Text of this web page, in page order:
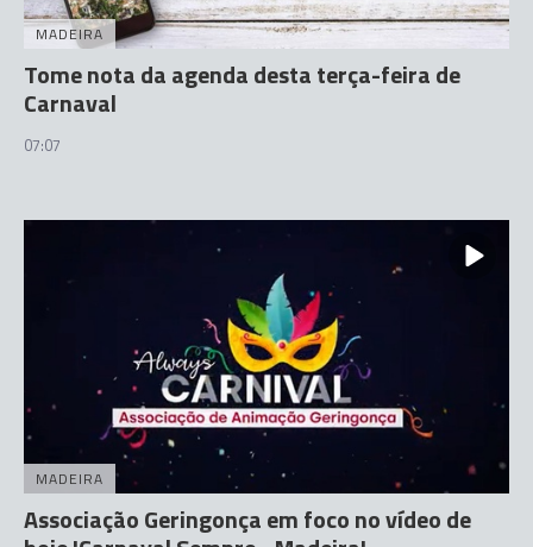
MADEIRA
Tome nota da agenda desta terça-feira de
Carnaval
07:07
MADEIRA
Associação Geringonça em foco no vídeo de